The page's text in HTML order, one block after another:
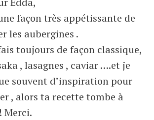
façon très appétissante de
les aubergines .
toujours de façon classique,
, lasagnes , caviar ….et je
souvent d’inspiration pour
, alors ta recette tombe à
Merci.